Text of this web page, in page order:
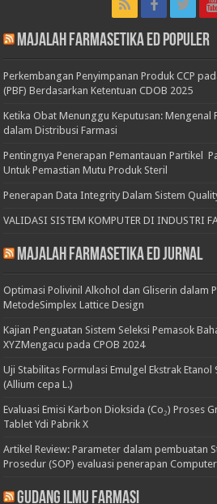
Majalah Farmasetika Ed Populer
Perkembangan Penyimpanan Produk CCP
(PBF) Berdasarkan Ketentuan CDOB 2025
Ketika Obat Menunggu Keputusan: Mengenal
dalam Distribusi Farmasi
Pentingnya Penerapan Pemantauan Partikel
Untuk Pemastian Mutu Produk Steril
Penerapan Data Integrity Dalam Sistem
VALIDASI SISTEM KOMPUTER DI INDUSTRI
Majalah Farmasetika Ed Jurnal
Optimasi Polivinil Alkohol dan Gliserin dalam
MetodeSimplex Lattice Design
Kajian Penguatan Sistem Seleksi Pemasok
XYZMengacu pada CPOB 2024
Uji Stabilitas Formulasi Emulgel Ekstrak
(Allium cepa L.)
Evaluasi Emisi Karbon Dioksida (Co₂) Proses
Tablet Ydi Pabrik X
Artikel Review: Parameter dalam pembuatan
Prosedur (SOP) evaluasi penerapan
Gudang Ilmu Farmasi